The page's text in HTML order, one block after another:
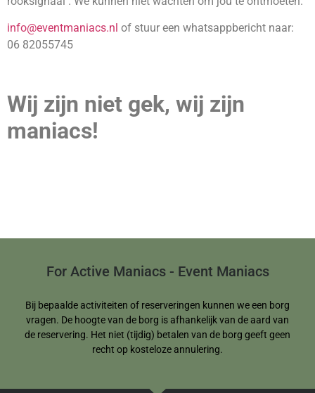
info@eventmaniacs.nl of stuur een whatsappbericht naar:
06 82055745
Wij zijn niet gek, wij zijn
maniacs!
For Active Maniacs - Event Maniacs
Bij bepaalde activiteiten of reserveringen kunnen we een borg
vragen. De hoogte van de borg is afhankelijk van de aard van
de reservering. Het niet (tijdig) betalen van de borg geeft geen
recht op kosteloze annulering.